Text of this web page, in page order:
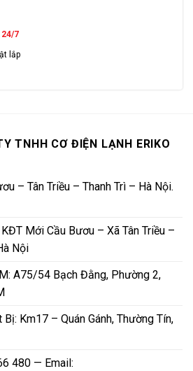
24/7
lắp
TNHH CƠ ĐIỆN LẠNH ERIKO
– Tân Triều – Thanh Trì – Hà Nội.
Mới Cầu Bươu – Xã Tân Triều –
Nội
A75/54 Bạch Đằng, Phường 2,
Km17 – Quán Gánh, Thường Tín,
480 — Email: